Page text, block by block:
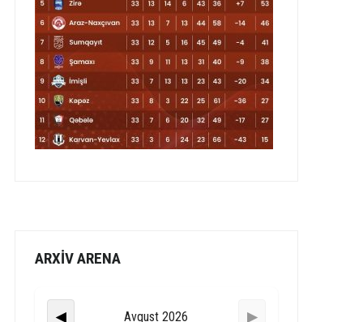
ARXİV ARENA
◀ Avqust 2026 ▶